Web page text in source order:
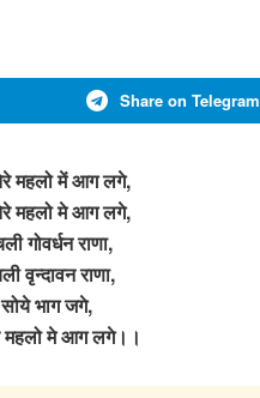
Share on Telegram
महलो में आग लगे,
महलो मे आग लगे,
गोवर्धन राणा,
वृन्दावन राणा,
भाग जगे,
महलो मे आग लगे।।